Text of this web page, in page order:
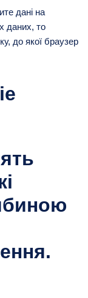
дані на
даних, то
до якої браузер